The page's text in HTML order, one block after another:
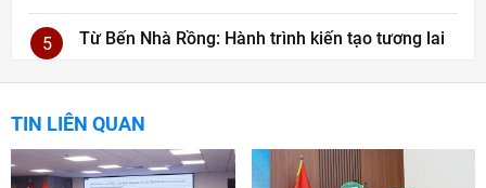
5 Từ Bến Nhà Rồng: Hành trình kiến tạo tương lai
TIN LIÊN QUAN